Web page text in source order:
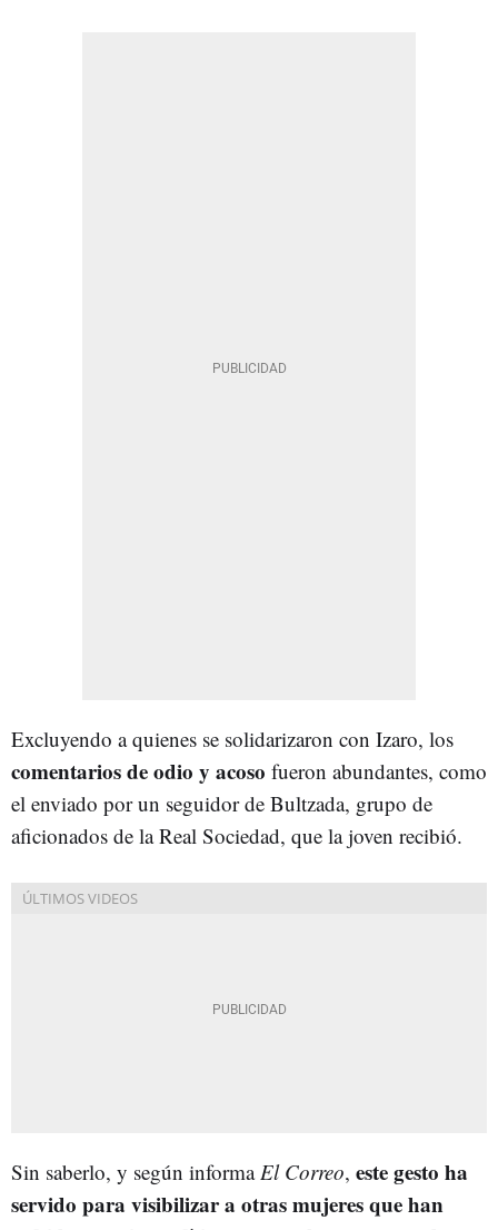
Excluyendo a quienes se solidarizaron con Izaro, los
comentarios de odio y acoso fueron abundantes, como
el enviado por un seguidor de Bultzada, grupo de
aficionados de la Real Sociedad, que la joven recibió.
Sin saberlo, y según informa El Correo, este gesto ha
servido para visibilizar a otras mujeres que han